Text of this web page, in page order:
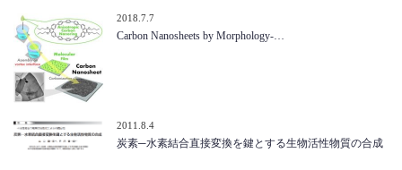
2018.7.7
Carbon Nanosheets by Morphology-…
2011.8.4
炭素─水素結合直接変換を鍵とする生物活性物質の合成